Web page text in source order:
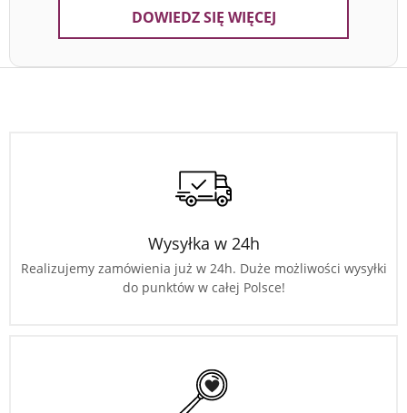
DOWIEDZ SIĘ WIĘCEJ
Wysyłka w 24h
Realizujemy zamówienia już w 24h. Duże możliwości wysyłki
do punktów w całej Polsce!